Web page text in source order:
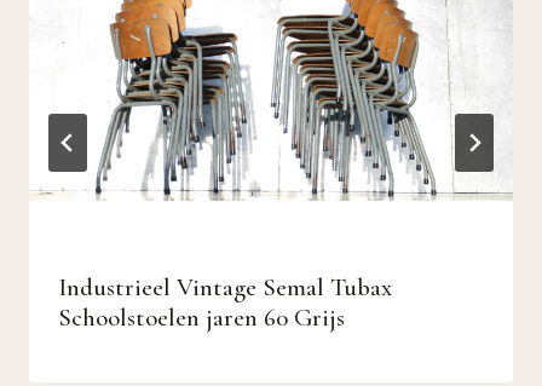
Industrieel Vintage Semal Tubax
Schoolstoelen jaren 60 Grijs